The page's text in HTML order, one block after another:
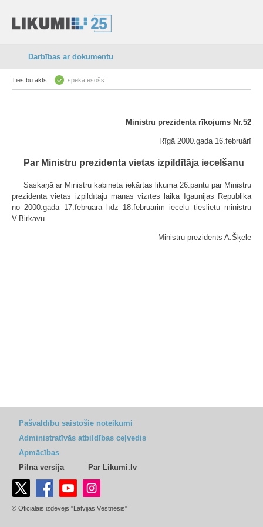
Darbības ar dokumentu
Tiesību akts: spēkā esošs
Ministru prezidenta rīkojums Nr.52
Rīgā 2000.gada 16.februārī
Par Ministru prezidenta vietas izpildītāja iecelšanu
Saskaņā ar Ministru kabineta iekārtas likuma 26.pantu par Ministru
prezidenta vietas izpildītāju manas vizītes laikā Igaunijas Republikā
no 2000.gada 17.februāra līdz 18.februārim ieceļu tieslietu ministru
V.Birkavu.
Ministru prezidents A.Šķēle
Pašvaldību saistošie noteikumi
Administratīvās atbildības ceļvedis
Apmācības
Pilnā versija
Par Likumi.lv
© Oficiālais izdevējs "Latvijas Vēstnesis"